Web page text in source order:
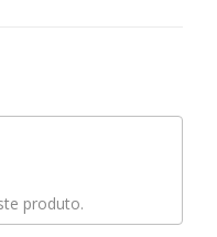
produto.